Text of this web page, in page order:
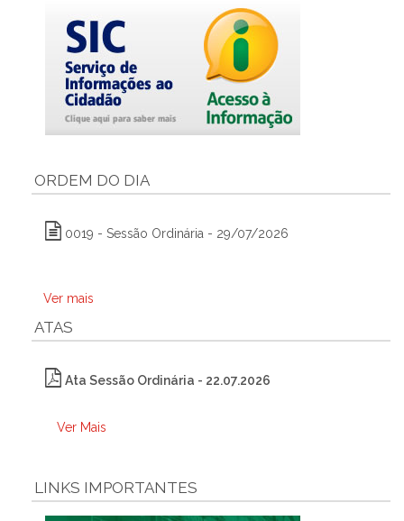
ORDEM DO DIA
0019 - Sessão Ordinária - 29/07/2026
Ver mais
ATAS
Ata Sessão Ordinária - 22.07.2026
Ver Mais
LINKS IMPORTANTES